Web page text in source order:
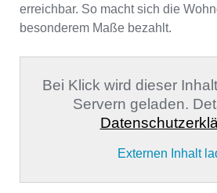
erreichbar. So macht sich die
besonderem Maße bezahlt.
Bei Klick wird dieser
Servern geladen.
Externen Inhalt